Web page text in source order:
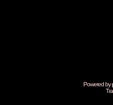
Powered by